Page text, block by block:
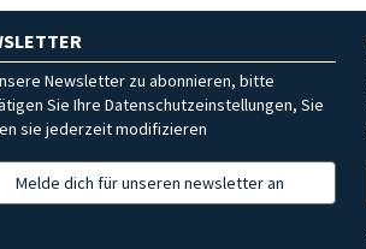
Newsletter zu abonnieren, bitte
Sie Ihre Datenschutzeinstellungen, Sie
sie jederzeit modifizieren
Melde dich für unseren newsletter an